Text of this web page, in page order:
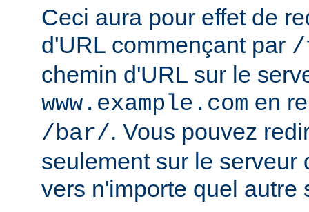
Ceci aura pour effet de
d'URL commençant par /
chemin d'URL sur le
www.example.com en
/bar/. Vous pouvez
seulement sur le serveur
vers n'importe quel autre